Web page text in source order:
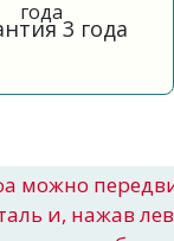
3 года
можно
и, нажав